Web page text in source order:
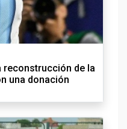
reconstrucción de la
una donación